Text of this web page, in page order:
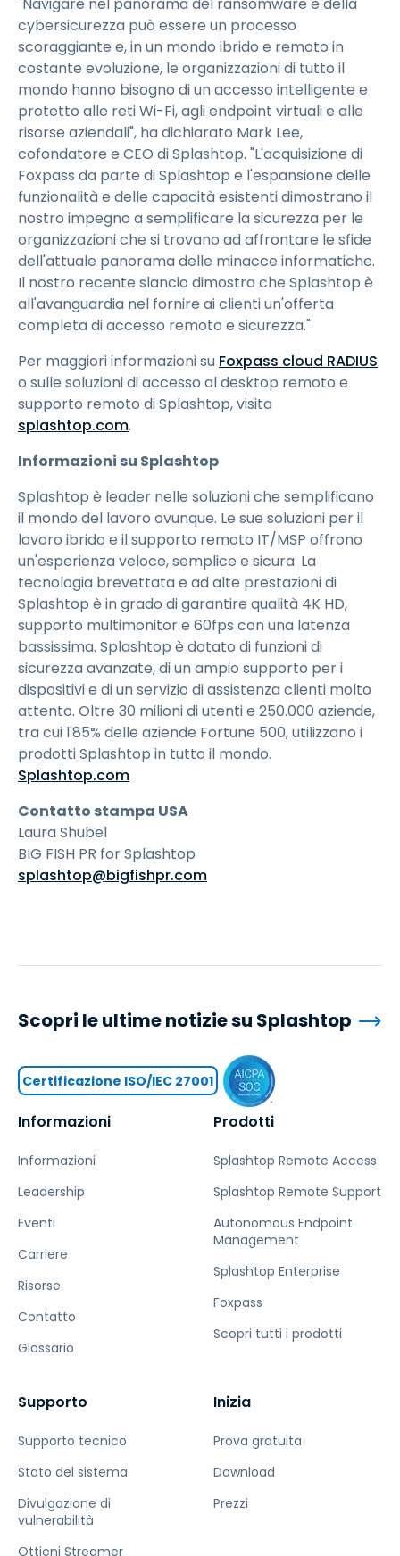
cybersicurezza può essere un processo
scoraggiante e, in un mondo ibrido e remoto in
costante evoluzione, le organizzazioni di tutto il
mondo hanno bisogno di un accesso intelligente e
protetto alle reti Wi-Fi, agli endpoint virtuali e alle
risorse aziendali", ha dichiarato Mark Lee,
cofondatore e CEO di Splashtop. "L'acquisizione di
Foxpass da parte di Splashtop e l'espansione delle
funzionalità e delle capacità esistenti dimostrano il
nostro impegno a semplificare la sicurezza per le
organizzazioni che si trovano ad affrontare le sfide
dell'attuale panorama delle minacce informatiche.
Il nostro recente slancio dimostra che Splashtop è
all'avanguardia nel fornire ai clienti un'offerta
completa di accesso remoto e sicurezza."
Per maggiori informazioni su Foxpass cloud RADIUS
o sulle soluzioni di accesso al desktop remoto e
supporto remoto di Splashtop, visita
splashtop.com.
Informazioni su Splashtop
Splashtop è leader nelle soluzioni che semplificano
il mondo del lavoro ovunque. Le sue soluzioni per il
lavoro ibrido e il supporto remoto IT/MSP offrono
un'esperienza veloce, semplice e sicura. La
tecnologia brevettata e ad alte prestazioni di
Splashtop è in grado di garantire qualità 4K HD,
supporto multimonitor e 60fps con una latenza
bassissima. Splashtop è dotato di funzioni di
sicurezza avanzate, di un ampio supporto per i
dispositivi e di un servizio di assistenza clienti molto
attento. Oltre 30 milioni di utenti e 250.000 aziende,
tra cui l'85% delle aziende Fortune 500, utilizzano i
prodotti Splashtop in tutto il mondo.
Splashtop.com
Contatto stampa USA
Laura Shubel
BIG FISH PR for Splashtop
splashtop@bigfishpr.com
Informazioni
Informazioni
Leadership
Eventi
Carriere
Risorse
Contatto
Glossario
Prodotti
Splashtop Remote Access
Splashtop Remote Support
Autonomous Endpoint
Management
Splashtop Enterprise
Foxpass
Scopri tutti i prodotti
Supporto
Supporto tecnico
Stato del sistema
Divulgazione di
vulnerabilità
Ottieni Streamer
Inizia
Prova gratuita
Download
Prezzi
Scopri le ultime notizie su Splashtop
Certificazione ISO/IEC 27001